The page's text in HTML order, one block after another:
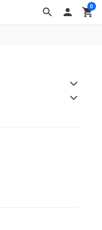
search  shopping_cart
0